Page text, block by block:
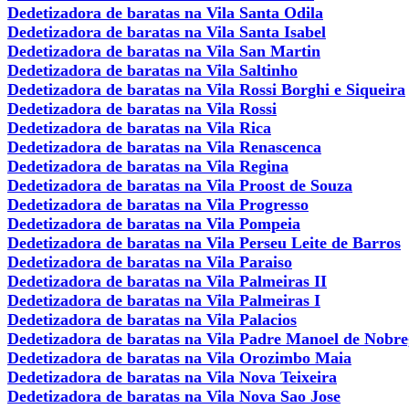
Dedetizadora de baratas na Vila Santa Odila
Dedetizadora de baratas na Vila Santa Isabel
Dedetizadora de baratas na Vila San Martin
Dedetizadora de baratas na Vila Saltinho
Dedetizadora de baratas na Vila Rossi Borghi e Siqueira
Dedetizadora de baratas na Vila Rossi
Dedetizadora de baratas na Vila Rica
Dedetizadora de baratas na Vila Renascenca
Dedetizadora de baratas na Vila Regina
Dedetizadora de baratas na Vila Proost de Souza
Dedetizadora de baratas na Vila Progresso
Dedetizadora de baratas na Vila Pompeia
Dedetizadora de baratas na Vila Perseu Leite de Barros
Dedetizadora de baratas na Vila Paraiso
Dedetizadora de baratas na Vila Palmeiras II
Dedetizadora de baratas na Vila Palmeiras I
Dedetizadora de baratas na Vila Palacios
Dedetizadora de baratas na Vila Padre Manoel de
Dedetizadora de baratas na Vila Orozimbo Maia
Dedetizadora de baratas na Vila Nova Teixeira
Dedetizadora de baratas na Vila Nova Sao Jose